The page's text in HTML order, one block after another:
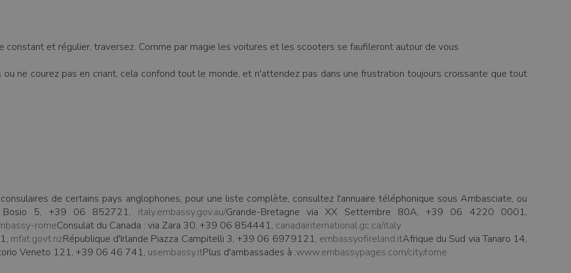
constant et régulier, traversez. Comme par magie les voitures et les scooters se faufileront autour de vous
ne courez pas en criant, cela confond tout le monde, et n'attendez pas dans une frustration toujours croissante que tout
de certains pays anglophones, pour une liste complète, consultez l'annuaire téléphonique sous Ambasciate, ou
Bosio 5, +39 06 852721, italy.embassy.gov.au/Grande-Bretagne via XX Settembre 80A, +39 06 4220 0001,
romeConsulat du Canada : via Zara 30, +39 06 854441, canadainternational.gc.ca/italy
mfat.govt.nzRépublique d'Irlande Piazza Campitelli 3, +39 06 6979121, embassyofireland.itAfrique du Sud via Tanaro 14,
Veneto 121, +39 06 46 741, usembassy.itPlus d'ambassades à :www.embassypages.com/city/rome